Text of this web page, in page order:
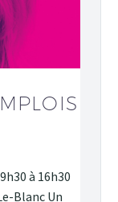
à 16h30
Blanc Un